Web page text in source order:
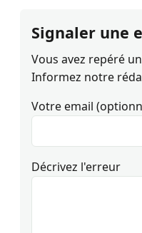
Signaler une
Vous avez repéré
Informez notre
Votre email
Décrivez l'erreur